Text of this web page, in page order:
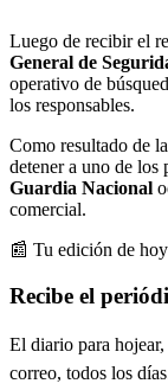
Luego de recibir el
General de
operativo de
los responsables.
Como resultado de
detener a uno de los
Guardia Nacional
comercial.
📰 Tu edición de hoy
Recibe el
El diario para
correo, todos los